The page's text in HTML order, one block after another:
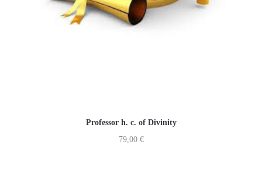
Professor h. c. of Divinity
79,00 €